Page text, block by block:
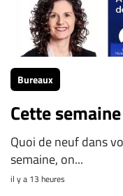
Bureaux
Cette
Quoi de neuf dans
semaine, on...
il y a 13 heures